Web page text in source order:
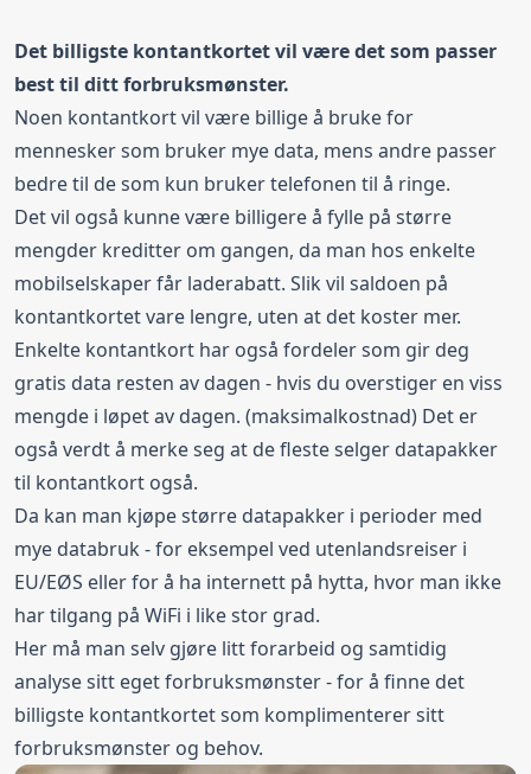
Det billigste kontantkortet vil være det som passer
best til ditt forbruksmønster.
Noen kontantkort vil være billige å bruke for
mennesker som bruker mye data, mens andre passer
bedre til de som kun bruker telefonen til å ringe.
Det vil også kunne være billigere å fylle på større
mengder kreditter om gangen, da man hos enkelte
mobilselskaper får laderabatt. Slik vil saldoen på
kontantkortet vare lengre, uten at det koster mer.
Enkelte kontantkort har også fordeler som gir deg
gratis data resten av dagen - hvis du overstiger en viss
mengde i løpet av dagen. (maksimalkostnad) Det er
også verdt å merke seg at de fleste selger datapakker
til kontantkort også.
Da kan man kjøpe større datapakker i perioder med
mye databruk - for eksempel ved utenlandsreiser i
EU/EØS eller for å ha internett på hytta, hvor man ikke
har tilgang på WiFi i like stor grad.
Her må man selv gjøre litt forarbeid og samtidig
analyse sitt eget forbruksmønster - for å finne det
billigste kontantkortet som komplimenterer sitt
forbruksmønster og behov.